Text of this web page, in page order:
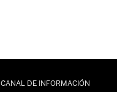
CANAL DE INFORMACIÓN